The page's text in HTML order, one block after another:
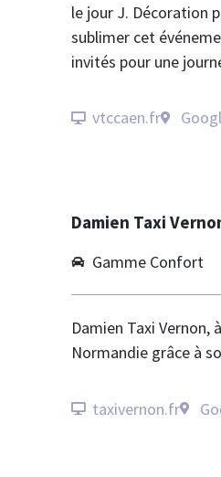
le jour J. Décoration
sublimer cet
invités pour une
vtccaen.fr
Damien Taxi
Gamme Confort
Damien Taxi Vernon,
Normandie grâce à
taxivernon.fr